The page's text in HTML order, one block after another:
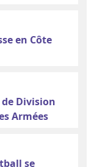
en Côte
de Division
Armées
se